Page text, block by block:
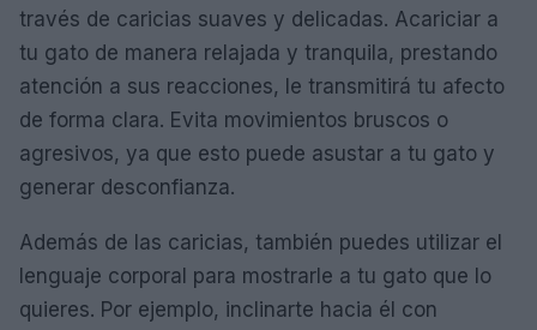
través de caricias suaves y delicadas. Acariciar a
tu gato de manera relajada y tranquila, prestando
atención a sus reacciones, le transmitirá tu afecto
de forma clara. Evita movimientos bruscos o
agresivos, ya que esto puede asustar a tu gato y
generar desconfianza.
Además de las caricias, también puedes utilizar el
lenguaje corporal para mostrarle a tu gato que lo
quieres. Por ejemplo, inclinarte hacia él con